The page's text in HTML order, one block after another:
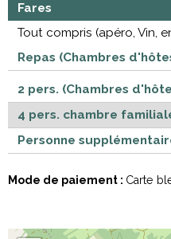
Fares
Tout compris (apéro, Vin,
Repas (Chambres
2 pers. (Chambres
4 pers. chambre
Personne
Mode de paiement : Carte